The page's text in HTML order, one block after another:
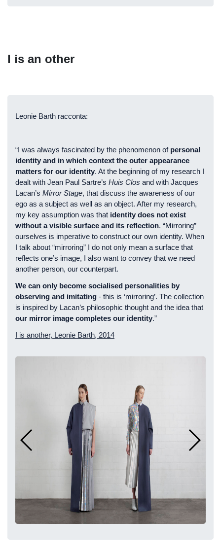
I is an other
Leonie Barth racconta:
“I was always fascinated by the phenomenon of personal
identity and in which context the outer appearance
matters for our identity. At the beginning of my research I
dealt with Jean Paul Sartre’s Huis Clos and with Jacques
Lacan’s Mirror Stage, that discuss the awareness of our
ego as a subject as well as an object. After my research,
my key assumption was that identity does not exist
without a visible surface and its reflection. “Mirroring”
ourselves is imperative to construct our own identity. When
I talk about “mirroring” I do not only mean a surface that
reflects one’s image, I also want to convey that we need
another person, our counterpart.
We can only become socialised personalities by
observing and imitating - this is ‘mirroring’. The collection
is inspired by Lacan’s philosophic thought and the idea that
our mirror image completes our identity.”
I is another, Leonie Barth, 2014